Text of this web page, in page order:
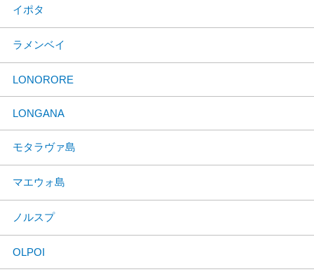
イポタ
ラメンベイ
LONORORE
LONGANA
モタラヴァ島
マエウォ島
ノルスプ
OLPOI